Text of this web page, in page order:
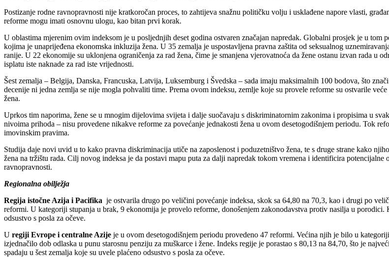
Postizanje rodne ravnopravnosti nije kratkoročan proces, to zahtijeva snažnu političku volju i usklađene napore vlasti,
reforme mogu imati osnovnu ulogu, kao bitan prvi korak.
U oblastima mjerenim ovim indeksom je u posljednjih deset godina ostvaren značajan napredak. Globalni prosjek je u
kojima je unaprijeđena ekonomska inkluzija žena. U 35 zemalja je uspostavljena pravna zaštita od seksualnog
ranije. U 22 ekonomije su uklonjena ograničenja za rad žena, čime je smanjena vjerovatnoća da žene ostanu izvan rada u
isplatu iste naknade za rad iste vrijednosti.
Šest zemalja – Belgija, Danska, Francuska, Latvija, Luksemburg i Švedska – sada imaju maksimalnih 100 bodova, što
decenije ni jedna zemlja se nije mogla pohvaliti time. Prema ovom indeksu, zemlje koje su provele reforme su ostvarile
žena.
Uprkos tim naporima, žene se u mnogim dijelovima svijeta i dalje suočavaju s diskriminatornim zakonima i propisima u
nivoima prihoda – nisu provedene nikakve reforme za povećanje jednakosti žena u ovom desetogodišnjem periodu. Tok
imovinskim pravima.
Studija daje novi uvid u to kako pravna diskriminacija utiče na zaposlenost i poduzetništvo žena, te s druge strane kako
žena na tržištu rada. Cilj novog indeksa je da postavi mapu puta za dalji napredak tokom vremena i identificira
ravnopravnosti.
Regionalna obilježja
Regija istočne Azija i Pacifika je ostvarila drugo po veličini povećanje indeksa, skok sa 64,80 na 70,3, kao i drugi po
reformi. U kategoriji stupanja u brak, 9 ekonomija je provelo reforme, donošenjem zakonodavstva protiv nasilja u
odsustvo s posla za očeve.
U regiji Evrope i centralne Azije je u ovom desetogodišnjem periodu provedeno 47 reformi. Većina njih je bilo u
izjednačilo dob odlaska u punu starosnu penziju za muškarce i žene. Indeks regije je porastao s 80,13 na 84,70, što je
spadaju u šest zemalja koje su uvele plaćeno odsustvo s posla za očeve.